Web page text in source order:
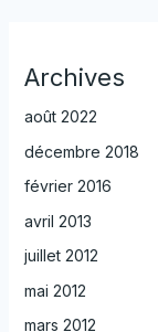
Archives
août 2022
décembre 2018
février 2016
avril 2013
juillet 2012
mai 2012
mars 2012